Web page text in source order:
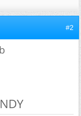
#2